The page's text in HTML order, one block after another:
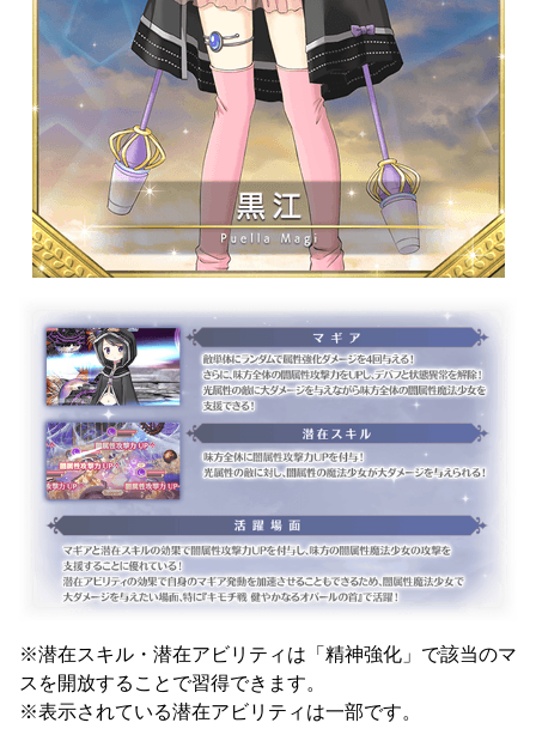
※潜在スキル・潜在アビリティは「精神強化」で該当のマ
スを開放することで習得できます。
※表示されている潜在アビリティは一部です。